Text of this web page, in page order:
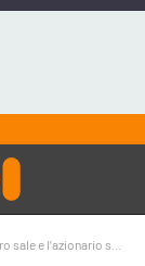
con preoccupazioni per le forniture energetiche